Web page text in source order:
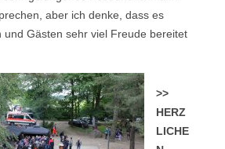
aber ich denke, dass es
und Gästen sehr viel Freude bereitet
>>
HERZ
LICHE